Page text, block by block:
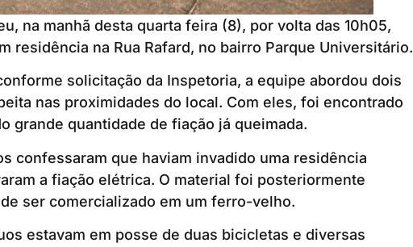
na manhã desta quarta feira (8), por volta das 10h05,
residência na Rua Rafard, no bairro Parque Universitário.
solicitação da Inspetoria, a equipe abordou dois
nas proximidades do local. Com eles, foi encontrado
grande quantidade de fiação já queimada.
confessaram que haviam invadido uma residência
a fiação elétrica. O material foi posteriormente
ser comercializado em um ferro-velho.
estavam em posse de duas bicicletas e diversas